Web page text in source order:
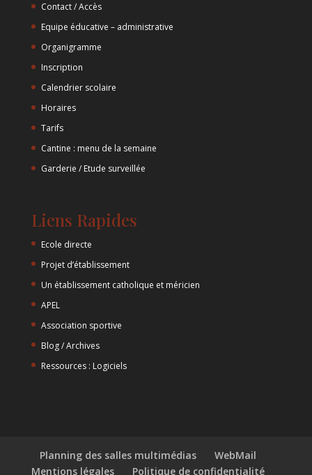
Contact / Accès
Equipe éducative – administrative
Organigramme
Inscription
Calendrier scolaire
Horaires
Tarifs
Cantine : menu de la semaine
Garderie / Etude surveillée
Liens Rapides
Ecole directe
Projet d’établissement
Un établissement catholique et méricien
APEL
Association sportive
Blog / Archives
Ressources : Logiciels
Planning des salles multimédias
WebMail
Mentions légales
Politique de confidentialité